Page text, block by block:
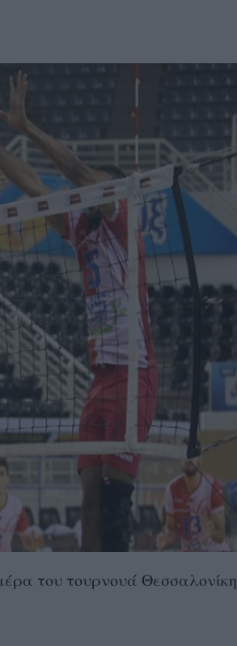
του τουρνουά Θεσσαλονίκη